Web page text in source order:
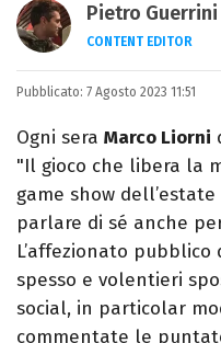
Pietro Guerrini
CONTENT EDITOR
Laurea in
passione per
Pixar).
Pubblicato: 7 Agosto 2023 11:51
Ogni sera Marco Liorni
"Il gioco che libera la
game show
parlare di sé anche
L’affezionato
spesso e volentieri
social, in particolar
commentate le